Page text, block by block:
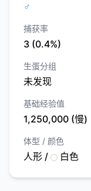
♂
捕获率
3 (0.4%)
生蛋分组
未发现
基础经验值
1,250,000 (慢)
体型 / 颜色
人形 / 白色